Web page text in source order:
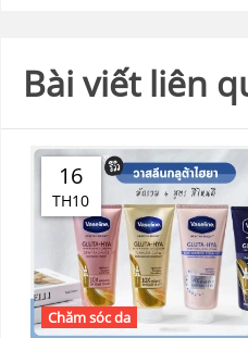
Bài viết liên
16
TH10
Chăm sóc da